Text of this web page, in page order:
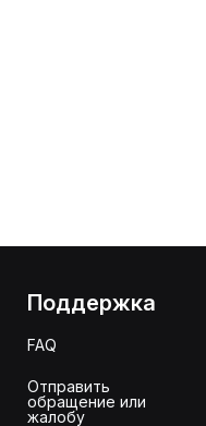
Поддержка
FAQ
Отправить
обращение или
жалобу